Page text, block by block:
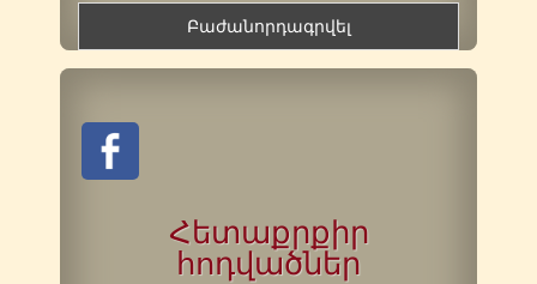
Հետաքրքիր
հոդվածներ